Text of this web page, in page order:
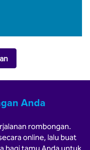
Anda
rombongan.
online, lalu buat